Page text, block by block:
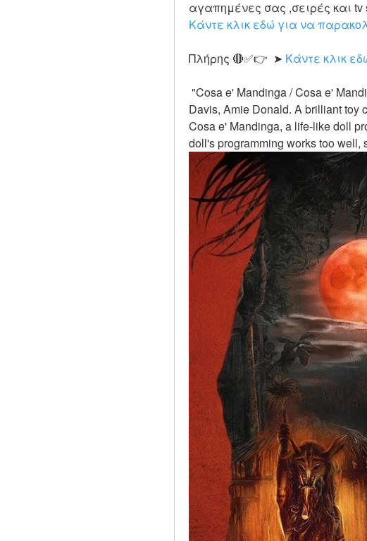
Κάντε κλικ εδώ για να
Πλήρης 🔴✅👉  ➤ Κάντε κλικ
Davis, Amie Donald. A brilliant toy
Cosa e' Mandinga, a life-like doll
doll's programming works too well,